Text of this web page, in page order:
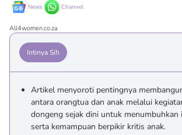
News Channel
All4women.co.za
Intinya Sih
Artikel menyoroti pentingnya
antara orangtua dan anak melalui
dongeng sejak dini untuk menumbuhkan
serta kemampuan berpikir kritis anak.